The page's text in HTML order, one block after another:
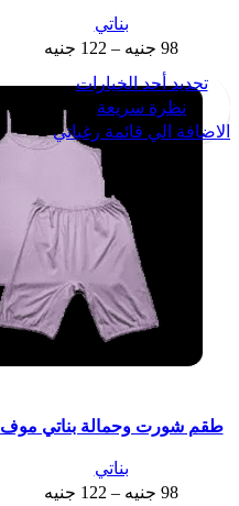
بناتي
98 جنيه –
122 جنيه
تحديد أحد الخيارات
نظرة سريعة
الاضافة الي قائمة رغباتي
طقم شورت وحمالة بناتي موف
بناتي
98 جنيه –
122 جنيه